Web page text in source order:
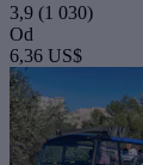
3,9 (1 030)
Od
6,36 US$